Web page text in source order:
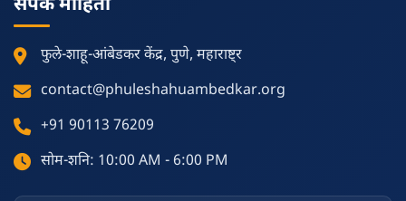
फुले-शाहू-आंबेडकर केंद्र, पुणे, महाराष्ट्र
contact@phuleshahuambedkar.org
+91 90113 76209
सोम-शनि: 10:00 AM - 6:00 PM